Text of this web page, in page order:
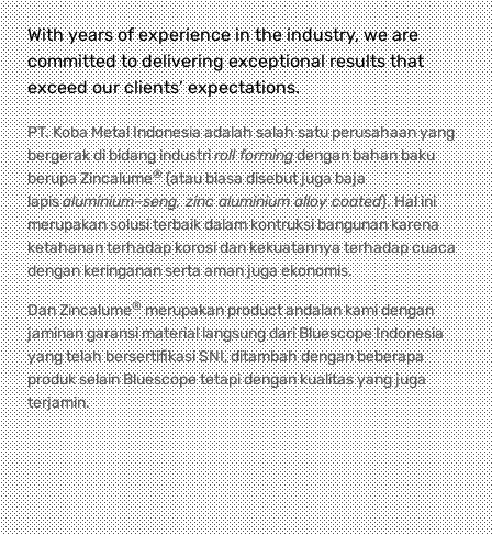
With years of experience in the industry, we are
committed to delivering exceptional results that
exceed our clients’ expectations.
PT. Koba Metal Indonesia adalah salah satu perusahaan yang
bergerak di bidang industriroll formingdengan bahan baku
berupa Zincalume®(atau biasa disebut juga baja
lapisaluminium–seng, zinc aluminium alloy coated). Hal ini
merupakan solusi terbaik dalam kontruksi bangunan karena
ketahanan terhadap korosi dan kekuatannya terhadap cuaca
dengan keringanan serta aman juga ekonomis.
Dan Zincalume®merupakan product andalan kami dengan
jaminan garansi material langsung dari Bluescope Indonesia
yang telah bersertifikasi SNI, ditambah dengan beberapa
produk selain Bluescope tetapi dengan kualitas yang juga
terjamin.